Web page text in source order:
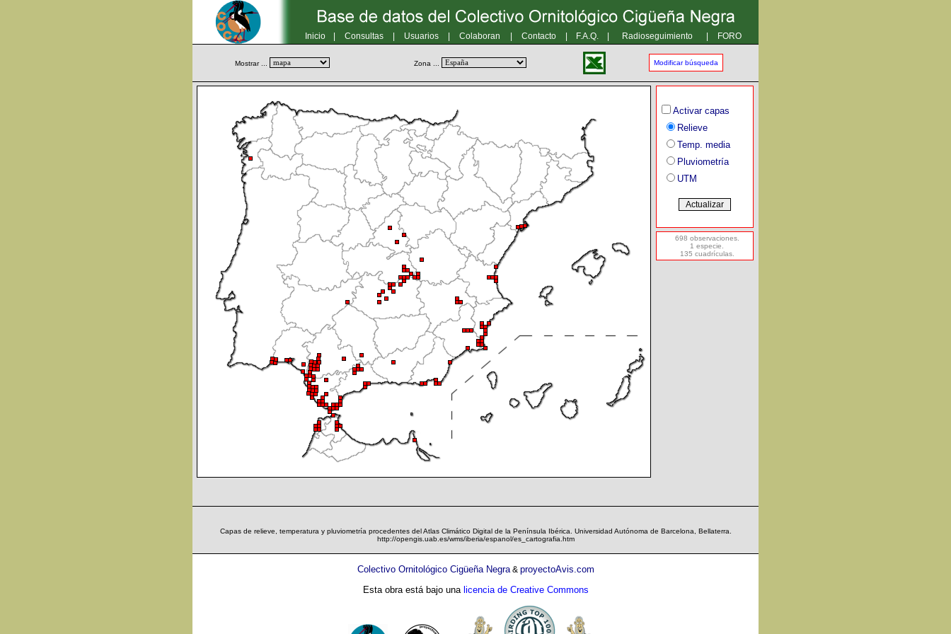
Inicio Consultas Usuarios Colaboran Contacto F.A.Q. Radioseguimiento FORO
Mostrar ... Zona ... Modificar búsqueda
Capas de relieve, temperatura y pluviometría procedentes del Atlas Climático Digital de la Península Ibérica. Universidad Autónoma de Barcelona, Bellaterra.
http://opengis.uab.es/wms/iberia/espanol/es_cartografia.htm
Colectivo Ornitológico Cigüeña Negra& proyectoAvis.com
Esta obra está bajo una licencia de Creative Commons